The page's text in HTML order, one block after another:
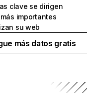
clave se dirigen
importantes
su web
más datos gratis